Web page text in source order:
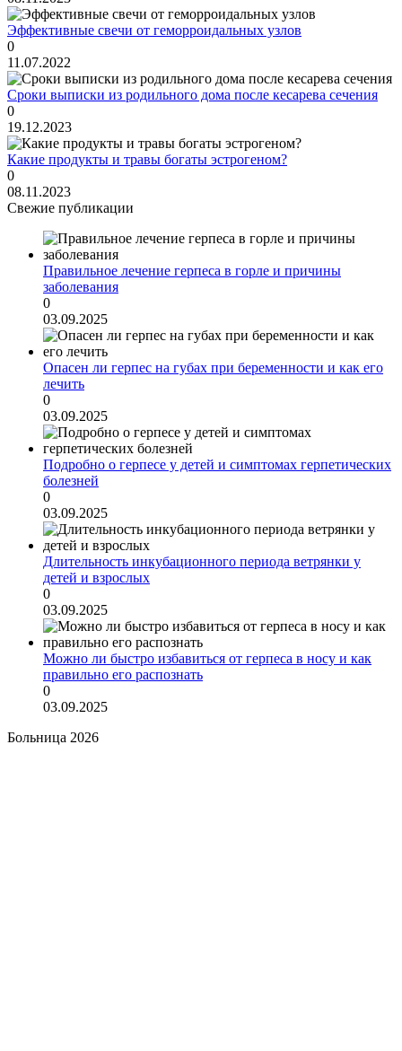
Эффективные свечи от геморроидальных узлов
0
11.07.2022
Сроки выписки из родильного дома после кесарева сечения
0
19.12.2023
Какие продукты и травы богаты эстрогеном?
0
08.11.2023
Свежие публикации
Правильное лечение герпеса в горле и причины
заболевания
0
03.09.2025
Опасен ли герпес на губах при беременности и как его
лечить
0
03.09.2025
Подробно о герпесе у детей и симптомах герпетических
болезней
0
03.09.2025
Длительность инкубационного периода ветрянки у
детей и взрослых
0
03.09.2025
Можно ли быстро избавиться от герпеса в носу и как
правильно его распознать
0
03.09.2025
Больница 2026